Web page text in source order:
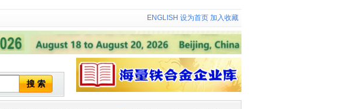
ENGLISH 设为首页 加入收藏
搜 索